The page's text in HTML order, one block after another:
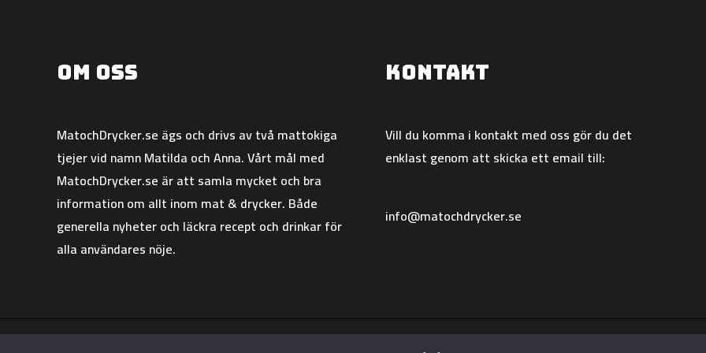
Om oss
MatochDrycker.se ägs och drivs av två mattokiga
tjejer vid namn Matilda och Anna. Vårt mål med
MatochDrycker.se är att samla mycket och bra
information om allt inom mat & drycker. Både
generella nyheter och läckra recept och drinkar för
alla användares nöje.
Kontakt
Vill du komma i kontakt med oss gör du det
enklast genom att skicka ett email till:
info@matochdrycker.se